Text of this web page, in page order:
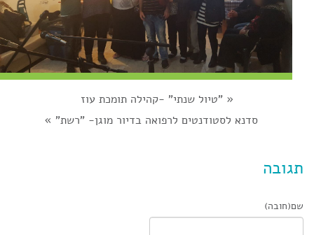
« "טיול שנתי" -קהילה תומכת עוז
סדנא לסטודנטים לרפואה בדיור מוגן- "רשת"»
תגובה
שם(חובה)